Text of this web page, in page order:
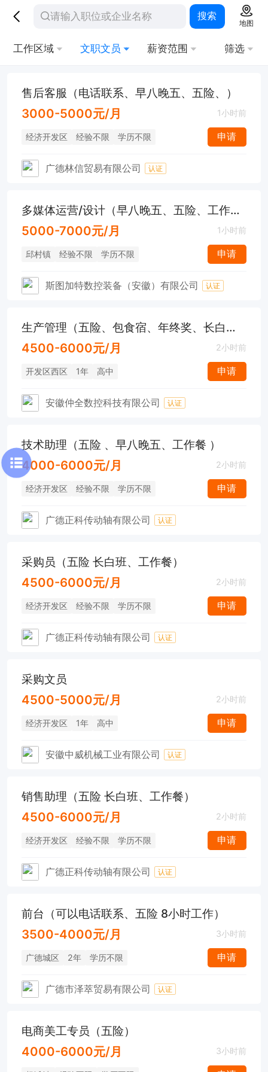
搜索
地图
工作区域 文职文员 薪资范围 筛选
售后客服（电话联系、早八晚五、五险、）
3000-5000元/月 1小时前
经济开发区 经验不限 学历不限 申请
广德林信贸易有限公司 认证
多媒体运营/设计（早八晚五、五险、工作餐，年终奖）
5000-7000元/月 1小时前
邱村镇 经验不限 学历不限 申请
斯图加特数控装备（安徽）有限公司 认证
生产管理（五险、包食宿、年终奖、长白班）
4500-6000元/月 2小时前
开发区西区 1年 高中 申请
安徽仲全数控科技有限公司 认证
技术助理（五险 、早八晚五、工作餐 ）
4000-6000元/月 2小时前
经济开发区 经验不限 学历不限 申请
广德正科传动轴有限公司 认证
采购员（五险 长白班、工作餐）
4500-6000元/月 2小时前
经济开发区 经验不限 学历不限 申请
广德正科传动轴有限公司 认证
采购文员
4500-5000元/月 2小时前
经济开发区 1年 高中 申请
安徽中威机械工业有限公司 认证
销售助理（五险 长白班、工作餐）
4500-6000元/月 2小时前
经济开发区 经验不限 学历不限 申请
广德正科传动轴有限公司 认证
前台（可以电话联系、五险 8小时工作）
3500-4000元/月 3小时前
广德城区 2年 学历不限 申请
广德市泽萃贸易有限公司 认证
电商美工专员（五险）
4000-6000元/月 3小时前